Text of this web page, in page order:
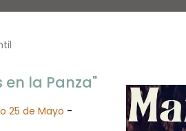
la Panza"
25 de Mayo -